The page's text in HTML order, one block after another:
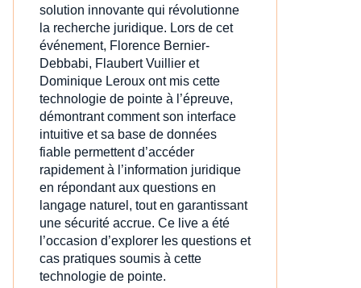
solution innovante qui révolutionne
la recherche juridique. Lors de cet
événement, Florence Bernier-
Debbabi, Flaubert Vuillier et
Dominique Leroux ont mis cette
technologie de pointe à l’épreuve,
démontrant comment son interface
intuitive et sa base de données
fiable permettent d’accéder
rapidement à l’information juridique
en répondant aux questions en
langage naturel, tout en garantissant
une sécurité accrue. Ce live a été
l’occasion d’explorer les questions et
cas pratiques soumis à cette
technologie de pointe.